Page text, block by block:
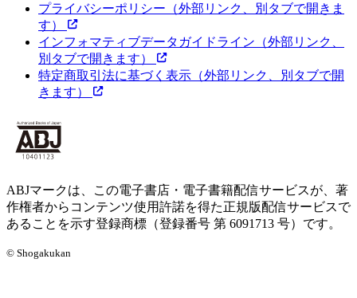
プライバシーポリシー （外部リンク、別タブで開きま
す）
インフォマティブデータガイドライン （外部リンク、
別タブで開きます）
特定商取引法に基づく表示 （外部リンク、別タブで開
きます）
ABJマークは、この電子書店・電子書籍配信サービスが、著
作権者からコンテンツ使用許諾を得た正規版配信サービスで
あることを示す登録商標（登録番号 第 6091713 号）です。
© Shogakukan